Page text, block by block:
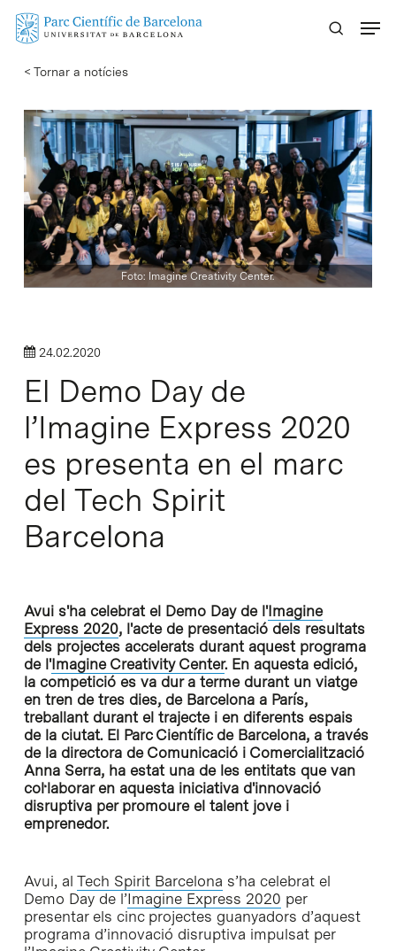
Skip
content
< Tornar a notícies
Foto: Imagine Creativity Center.
24.02.2020
El Demo Day de
l’Imagine Express 2020
es presenta en el marc
del Tech Spirit
Barcelona
Avui s'ha celebrat el Demo Day de l'Imagine
Express 2020, l'acte de presentació dels resultats
dels projectes accelerats durant aquest programa
de l'Imagine Creativity Center. En aquesta edició,
la competició es va dur a terme durant un viatge
en tren de tres dies, de Barcelona a París,
treballant durant el trajecte i en diferents espais
de la ciutat. El Parc Científic de Barcelona, a través
de la directora de Comunicació i Comercialització
Anna Serra, ha estat una de les entitats que van
col·laborar en aquesta iniciativa d'innovació
disruptiva per promoure el talent jove i
emprenedor.
Avui, al Tech Spirit Barcelona s’ha celebrat el
Demo Day de l’Imagine Express 2020 per
presentar els cinc projectes guanyadors d’aquest
programa d’innovació disruptiva impulsat per